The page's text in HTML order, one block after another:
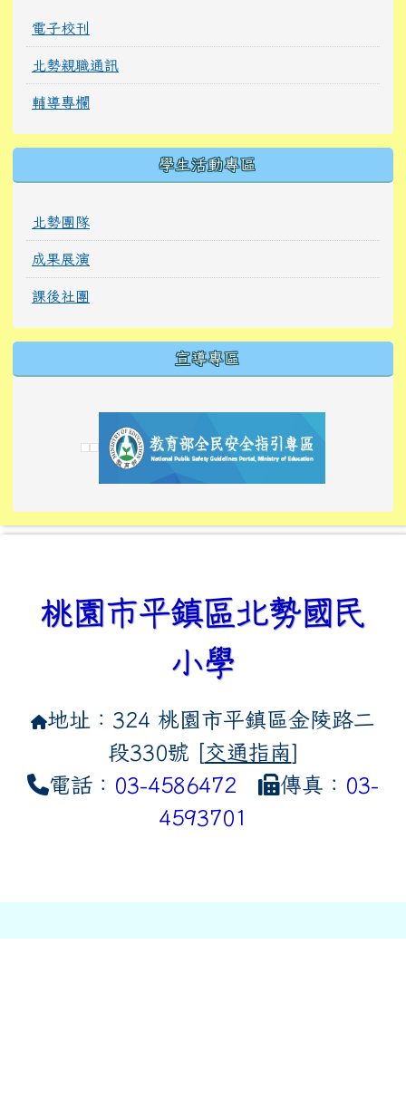
電子校刊
北勢親職通訊
輔導專欄
學生活動專區
北勢團隊
成果展演
課後社團
宣導專區
link to https://
link to https://10000.gov.tw/
link to https://
link to https://10000.gov.tw/
link to https://
link to https://
link to https://i.win.org.tw/
link to https://
link to https://
link to https://
link to https://
桃園市平鎮區北勢國民
小學
地址：324 桃園市平鎮區金陵路二
段330號 [交通指南]
電話： 03-4586472 傳真： 03-
4593701